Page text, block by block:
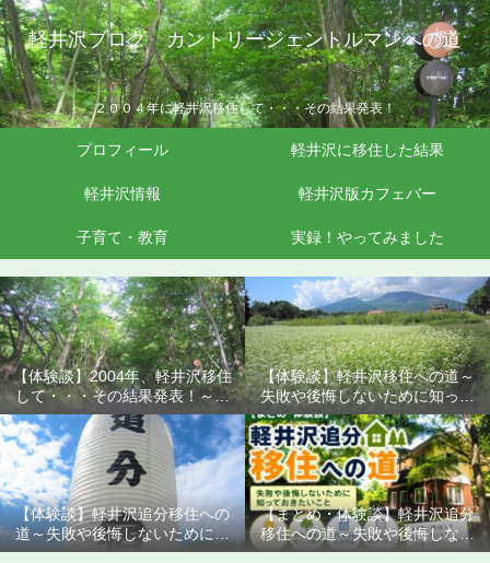
軽井沢ブログ カントリージェントルマンへの道
２００４年に軽井沢移住して・・・その結果発表！
プロフィール 軽井沢に移住した結果
軽井沢情報 軽井沢版カフェバー
子育て・教育 実録！やってみました
【体験談】2004年、軽井沢移住
して・・・その結果発表！～失
敗や後悔しないために知ってお
きたいこと
【体験談】軽井沢移住への道～
失敗や後悔しないために知って
おきたいこと
【体験談】軽井沢追分移住への
道～失敗や後悔しないために知
っておきたいこと
【まとめ・体験談】軽井沢追分
移住への道～失敗や後悔しない
ために知っておきたいこと